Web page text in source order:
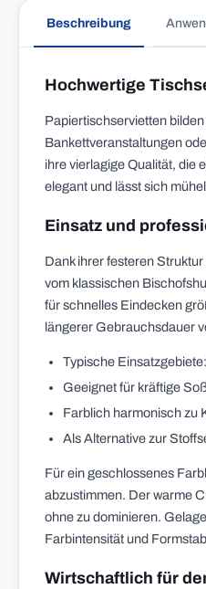
Beschreibung
Hochwertige
Papiertischservietten
Bankettveranstaltungen
ihre vierlagige Qualität, die
elegant und lässt sich
Einsatz und
Dank ihrer festeren
vom klassischen
für schnelles Eindecken
längerer Gebrauchsdauer
Typische
Geeignet für kräftige
Farblich harmonisch zu
Als Alternative zur
Für ein geschlossenes
abzustimmen. Der warme
ohne zu dominieren.
Farbintensität und
Wirtschaftlich für